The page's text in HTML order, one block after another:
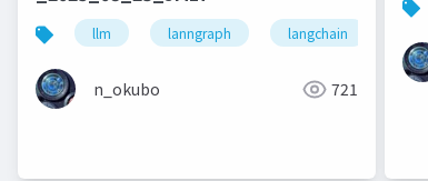
llm lanngraph langchain
n_okubo 721